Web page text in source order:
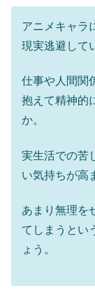
アニメキャラ
現実逃避して
仕事や人間関
抱えて精神的
か。
実生活での苦
い気持ちが高
あまり無理を
てしまうとい
ょう。